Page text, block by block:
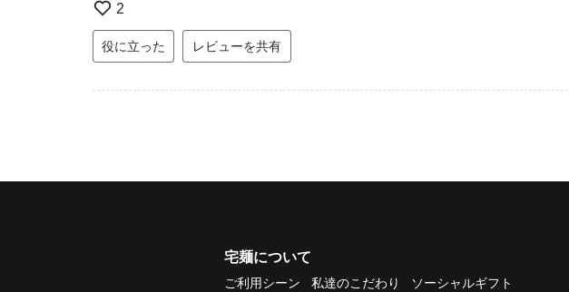
2
役に立った レビューを共有
宅麺について
ご利用シーン 私達のこだわり ソーシャルギフト